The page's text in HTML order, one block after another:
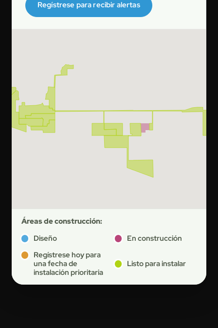
Regístrese para recibir alertas
Áreas de construcción:
Diseño
En construcción
Regístrese hoy para
una fecha de
instalación prioritaria
Listo para instalar